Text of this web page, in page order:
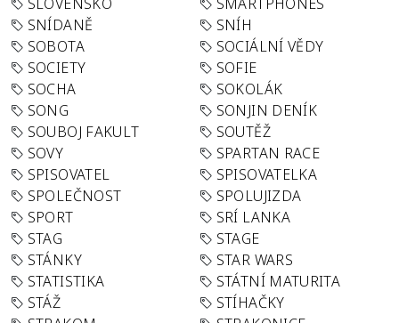
SNÍDANĚ
SNÍH
SOBOTA
SOCIÁLNÍ VĚDY
SOCIETY
SOFIE
SOCHA
SOKOLÁK
SONG
SONJIN DENÍK
SOUBOJ FAKULT
SOUTĚŽ
SOVY
SPARTAN RACE
SPISOVATEL
SPISOVATELKA
SPOLEČNOST
SPOLUJIZDA
SPORT
SRÍ LANKA
STAG
STAGE
STÁNKY
STAR WARS
STATISTIKA
STÁTNÍ MATURITA
STÁŽ
STÍHAČKY